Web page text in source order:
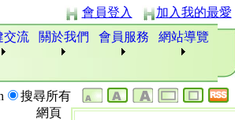
會員登入
加入我的最愛
交流 關於我們 會員服務 網站導覽
搜尋所有
網頁